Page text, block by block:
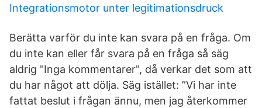
Integrationsmotor unter legitimationsdruck
Berätta varför du inte kan svara på en fråga. Om
du inte kan eller får svara på en fråga så säg
aldrig "Inga kommentarer", då verkar det som att
du har något att dölja. Säg istället: ”Vi har inte
fattat beslut i frågan ännu, men jag återkommer